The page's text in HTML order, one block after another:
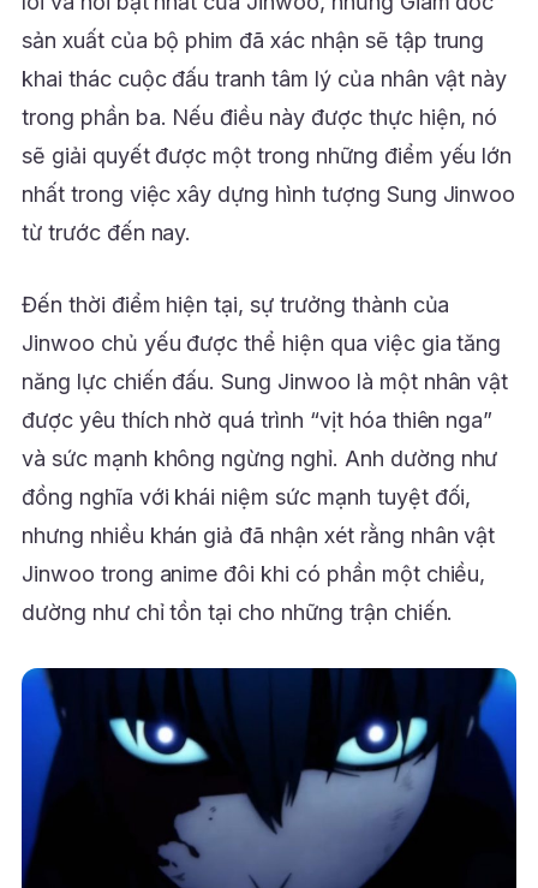
sản xuất của bộ phim đã xác nhận sẽ tập trung
khai thác cuộc đấu tranh tâm lý của nhân vật này
trong phần ba. Nếu điều này được thực hiện, nó
sẽ giải quyết được một trong những điểm yếu lớn
nhất trong việc xây dựng hình tượng Sung Jinwoo
từ trước đến nay.
Đến thời điểm hiện tại, sự trưởng thành của
Jinwoo chủ yếu được thể hiện qua việc gia tăng
năng lực chiến đấu. Sung Jinwoo là một nhân vật
được yêu thích nhờ quá trình “vịt hóa thiên nga”
và sức mạnh không ngừng nghỉ. Anh dường như
đồng nghĩa với khái niệm sức mạnh tuyệt đối,
nhưng nhiều khán giả đã nhận xét rằng nhân vật
Jinwoo trong anime đôi khi có phần một chiều,
dường như chỉ tồn tại cho những trận chiến.